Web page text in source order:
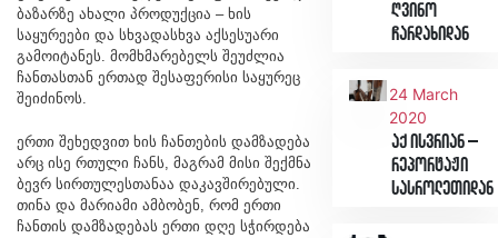
ბაზარზე ახალი პროდუქცია – ხის
საყურეები და სხვადასხვა აქსესუარი
გამოიტანეს. მომხმარებელს შეუძლია
ჩანთასთან ერთად შესაფერისი საყურეც
შეიძინოს.
ერთი შეხედვით ხის ჩანთების დამზადება
არც ისე რთული ჩანს, მაგრამ მისი შექმნა
ბევრ სირთულესთანაა დაკავშირებული.
თინა და მარიამი ამბობენ, რომ ერთი
ჩანთის დამზადებას ერთი დღე სჭირდება
ღვინო
ჩარდახიდან
24 March
2020
აქ ისვრიან –
რეპორტაჟი
სასროლეთიდან